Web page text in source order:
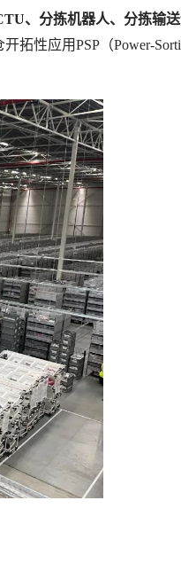
、分拣机器人、分拣输
拓性应用PSP（Power-